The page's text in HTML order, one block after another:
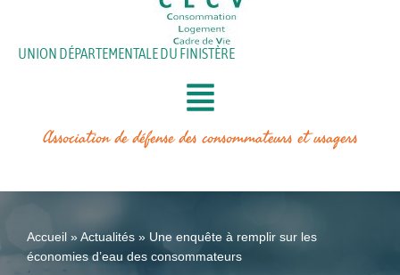
UNION DÉPARTEMENTALE DU FINISTÈRE
Association de défense des consommateurs et usagers
Accueil »Actualités » Une enquête à remplir sur les
économies d’eau des consommateurs